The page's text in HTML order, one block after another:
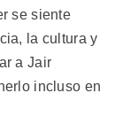
se siente
la cultura y
a Jair
incluso en